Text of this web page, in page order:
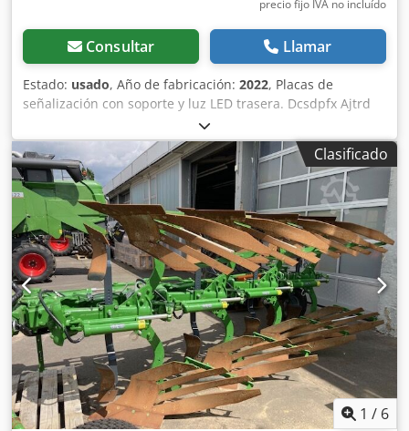
precio fijo IVA no incluído
Consultar Llamar
Estado: usado, Año de fabricación: 2022, Placas de
señalización con soporte y luz LED trasera. Dcsdpfx Ajtrd
Clasificado
1 / 6